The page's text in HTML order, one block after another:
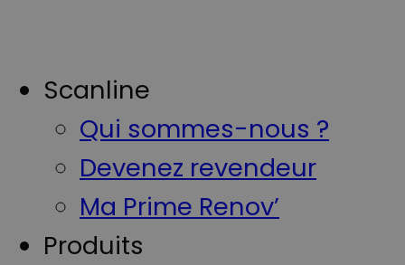
Scanline
Qui sommes-nous ?
Devenez revendeur
Ma Prime Renov’
Produits